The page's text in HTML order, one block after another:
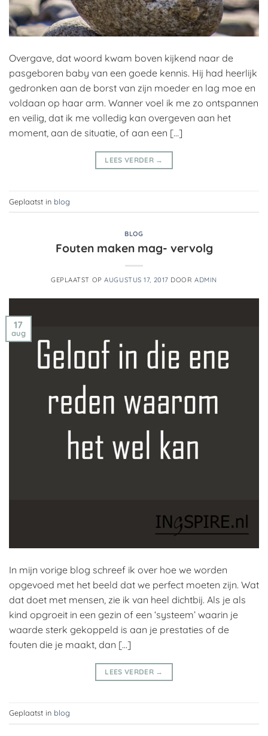
Overgave, dat woord kwam boven kijkend naar de
pasgeboren baby van een goede kennis. Hij had heerlijk
gedronken aan de borst van zijn moeder en lag moe en
voldaan op haar arm. Wanner voel ik me zo ontspannen
en veilig, dat ik me volledig kan overgeven aan het
moment, aan de situatie, of aan een […]
LEES VERDER →
Geplaatst in blog
BLOG
Fouten maken mag- vervolg
GEPLAATST OPAUGUSTUS 17, 2017 DOORADMIN
17
aug
In mijn vorige blog schreef ik over hoe we worden
opgevoed met het beeld dat we perfect moeten zijn. Wat
dat doet met mensen, zie ik van heel dichtbij. Als je als
kind opgroeit in een gezin of een ‘systeem’ waarin je
waarde sterk gekoppeld is aan je prestaties of de
fouten die je maakt, dan […]
LEES VERDER →
Geplaatst in blog